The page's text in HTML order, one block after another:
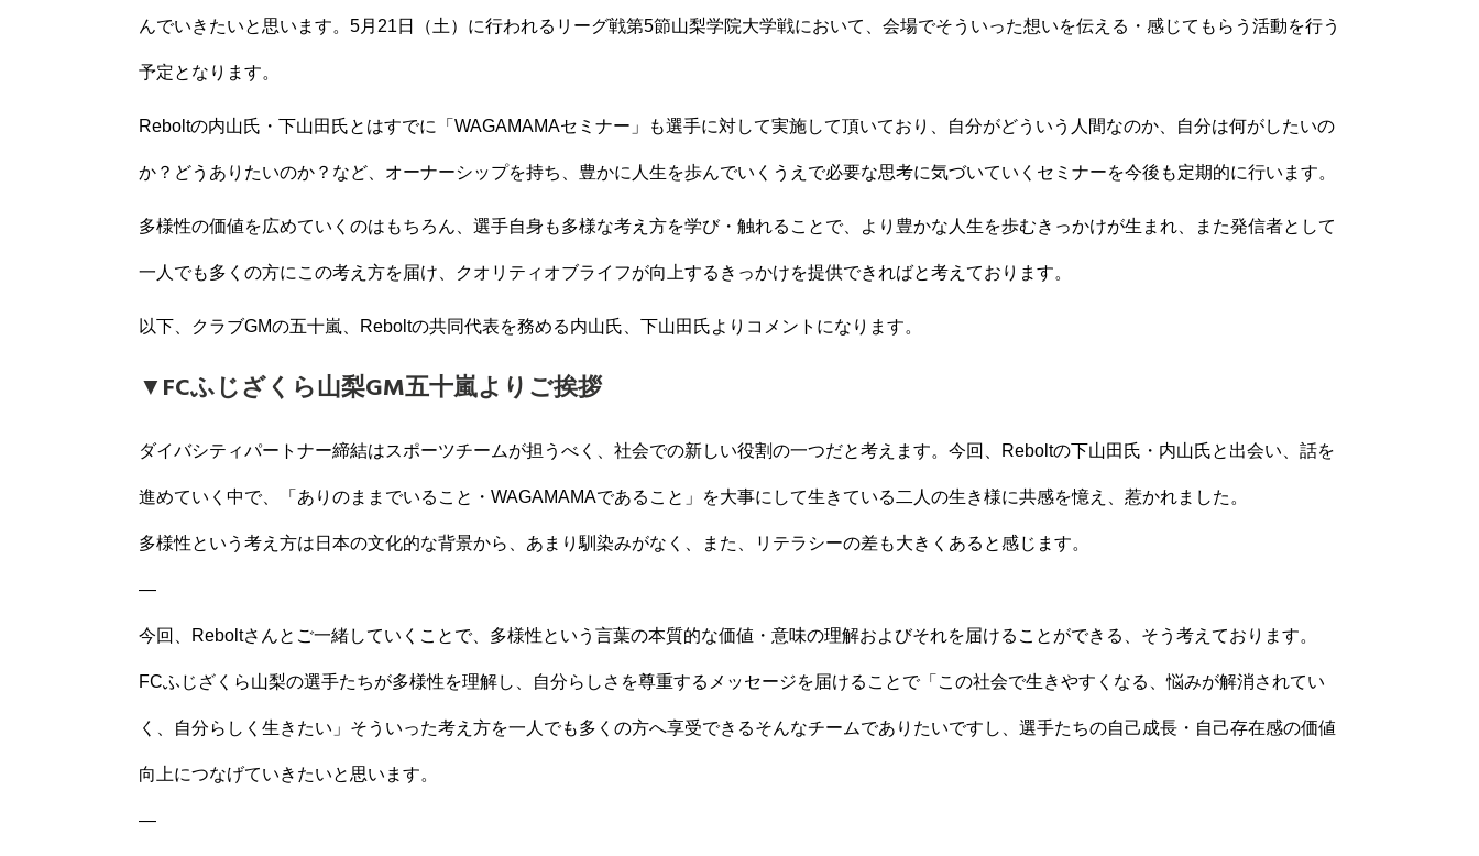
んでいきたいと思います。5月21日（土）に行われるリーグ戦第5節山梨学院大学戦において、会場でそういった想いを伝える・感じてもらう活動を行う
予定となります。
Reboltの内山氏・下山田氏とはすでに「WAGAMAMAセミナー」も選手に対して実施して頂いており、自分がどういう人間なのか、自分は何がしたいの
か？どうありたいのか？など、オーナーシップを持ち、豊かに人生を歩んでいくうえで必要な思考に気づいていくセミナーを今後も定期的に行います。
多様性の価値を広めていくのはもちろん、選手自身も多様な考え方を学び・触れることで、より豊かな人生を歩むきっかけが生まれ、また発信者として
一人でも多くの方にこの考え方を届け、クオリティオブライフが向上するきっかけを提供できればと考えております。
以下、クラブGMの五十嵐、Reboltの共同代表を務める内山氏、下山田氏よりコメントになります。
▼FCふじざくら山梨GM五十嵐よりご挨拶
ダイバシティパートナー締結はスポーツチームが担うべく、社会での新しい役割の一つだと考えます。今回、Reboltの下山田氏・内山氏と出会い、話を
進めていく中で、「ありのままでいること・WAGAMAMAであること」を大事にして生きている二人の生き様に共感を憶え、惹かれました。
多様性という考え方は日本の文化的な背景から、あまり馴染みがなく、また、リテラシーの差も大きくあると感じます。
—
今回、Reboltさんとご一緒していくことで、多様性という言葉の本質的な価値・意味の理解およびそれを届けることができる、そう考えております。
FCふじざくら山梨の選手たちが多様性を理解し、自分らしさを尊重するメッセージを届けることで「この社会で生きやすくなる、悩みが解消されてい
く、自分らしく生きたい」そういった考え方を一人でも多くの方へ享受できるそんなチームでありたいですし、選手たちの自己成長・自己存在感の価値
向上につなげていきたいと思います。
—